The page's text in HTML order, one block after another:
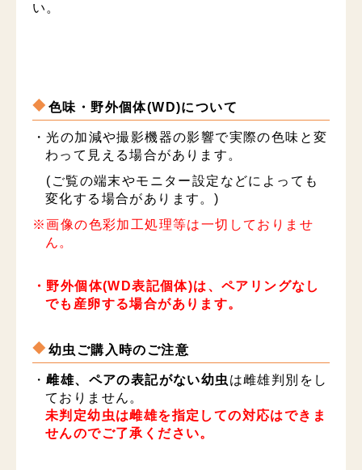
い。
色味・野外個体(WD)について
・光の加減や撮影機器の影響で実際の色味と変
わって見える場合があります。
(ご覧の端末やモニター設定などによっても
変化する場合があります。)
※画像の色彩加工処理等は一切しておりませ
ん。
・野外個体(WD表記個体)は、ペアリングなし
でも産卵する場合があります。
幼虫ご購入時のご注意
・雌雄、ペアの表記がない幼虫 は雌雄判別をし
ておりません。
未判定幼虫は雌雄を指定しての対応はできま
せんのでご了承ください。